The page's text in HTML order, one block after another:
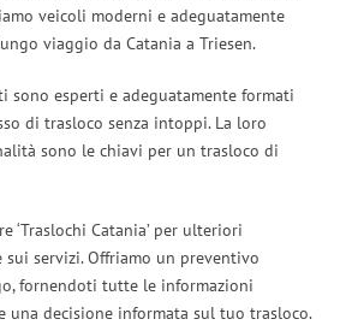
veicoli moderni e adeguatamente
viaggio da Catania a Triesen.
esperti e adeguatamente formati
di trasloco senza intoppi. La loro
sono le chiavi per un trasloco di
‘Traslochi Catania’ per ulteriori
servizi. Offriamo un preventivo
fornendoti tutte le informazioni
una decisione informata sul tuo trasloco.